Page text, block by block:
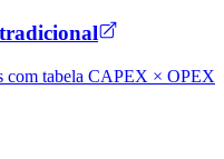
com tabela CAPEX × OPEX